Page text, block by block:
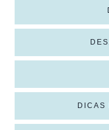
DICAS